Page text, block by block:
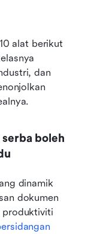
alat berikut
dan
boleh
dinamik
dokumen
produktiviti